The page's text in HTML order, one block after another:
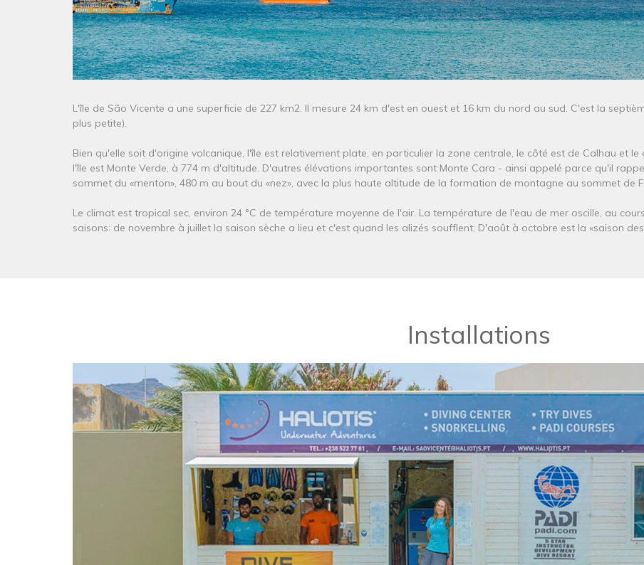
L'île de São Vicente a une superficie de 227 km2. Il mesure 24 km d'est en ouest et 16 km du nord au sud. C'est la
plus petite).
Bien qu'elle soit d'origine volcanique, l'île est relativement plate, en particulier la zone centrale, le côté est de Calhau et
l'île est Monte Verde, à 774 m d'altitude. D'autres élévations importantes sont Monte Cara - ainsi appelé parce qu'il
sommet du «menton», 480 m au bout du «nez», avec la plus haute altitude de la formation de montagne au sommet de
Le climat est tropical sec, environ 24 °C de température moyenne de l'air. La température de l'eau de mer oscille, au
saisons: de novembre à juillet la saison sèche a lieu et c'est quand les alizés soufflent; D'août à octobre est la «saison
Installations